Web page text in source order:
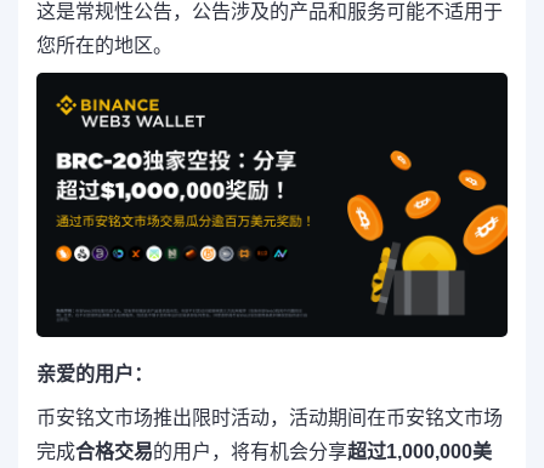
这是常规性公告，公告涉及的产品和服务可能不适用于
您所在的地区。
亲爱的用户：
币安铭文市场推出限时活动，活动期间在币安铭文市场
完成合格交易的用户，将有机会分享超过1,000,000美